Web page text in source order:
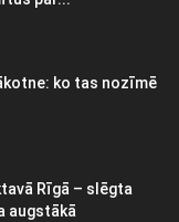
ko tas nozīmē
Rīgā – slēgta
augstākā